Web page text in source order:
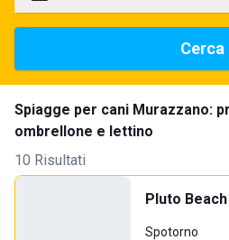
Cerca
Spiagge per cani Murazzano:
ombrellone e lettino
10 Risultati
Pluto Beach
Spotorno